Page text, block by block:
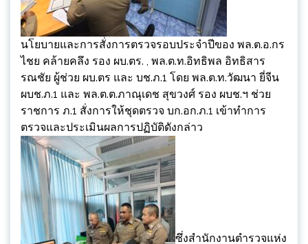
นโยบายและการสั่งการตรวจรอบประจำปีของ พล.ต.อ.กร
ไชย คล้ายคลึง รอง ผบ.ตร. , พล.ต.ท.อิทธิพล อิทธิสาร
รณชัย ผู้ช่วย ผบ.ตร และ บช.ภ.1 โดย พล.ต.ท.วัฒนา ยี่จีน
ผบช.ภ.1 และ พล.ต.ต.ภาณุเดช สุขวงศ์ รอง ผบช.ฯ ช่วย
ราชการ ภ.1 สั่งการให้ชุดตรวจ บก.อก.ภ.1 เข้าทำการ
ตรวจและประเมินผลการปฏิบัติดังกล่าว
ซึ่งสำนักงานตำรวจแห่ง